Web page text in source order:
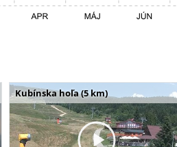
Kubínska hoľa (5 km)